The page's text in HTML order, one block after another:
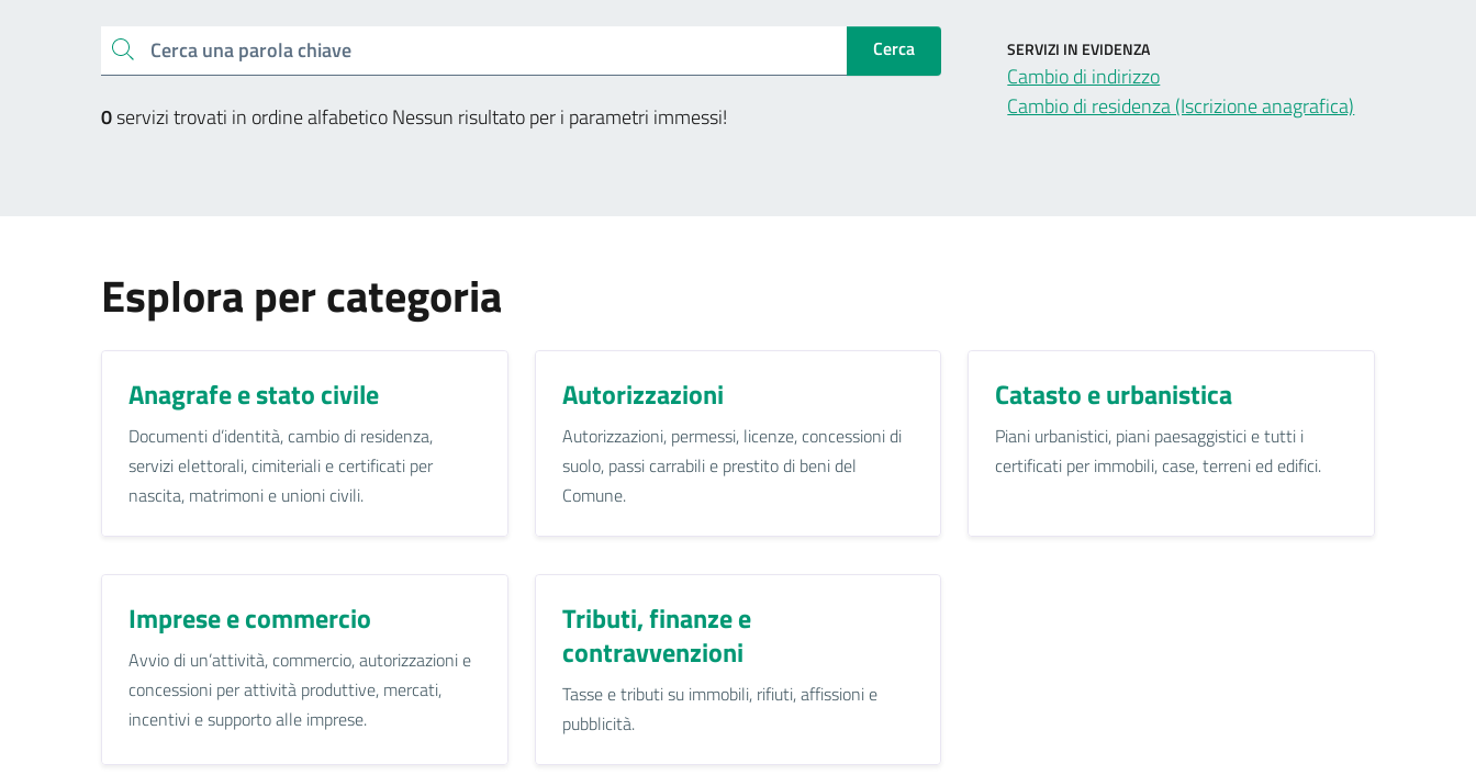
Cerca una parola chiave Cerca
0servizi trovati in ordine alfabeticoNessun risultato per i parametri immessi!
SERVIZI IN EVIDENZA
Cambio di indirizzo
Cambio di residenza (Iscrizione anagrafica)
Esplora per categoria
Anagrafe e stato civile
Documenti d’identità, cambio di residenza,
servizi elettorali, cimiteriali e certificati per
nascita, matrimoni e unioni civili.
Autorizzazioni
Autorizzazioni, permessi, licenze, concessioni di
suolo, passi carrabili e prestito di beni del
Comune.
Catasto e urbanistica
Piani urbanistici, piani paesaggistici e tutti i
certificati per immobili, case, terreni ed edifici.
Imprese e commercio
Avvio di un’attività, commercio, autorizzazioni e
concessioni per attività produttive, mercati,
incentivi e supporto alle imprese.
Tributi, finanze e
contravvenzioni
Tasse e tributi su immobili, rifiuti, affissioni e
pubblicità.